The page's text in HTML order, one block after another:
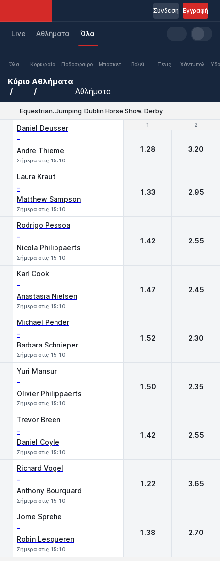
Εγγραφή
Σύνδεση
Live Aθλήματα Όλα
Όλα Κορυφαία Ποδόσφαιρο Μπάσκετ Βόλεϊ Τένις Χάντμπολ
Κύριο Αθλήματα
Αθλήματα
Equestrian. Jumping. Dublin Horse Show. Derby
1 2
Daniel Deusser
-
Andre Thieme
Σήμερα στις 15:10
1 2
1.28 3.20
Laura Kraut
-
Matthew Sampson
Σήμερα στις 15:10
1.33 2.95
Rodrigo Pessoa
-
Nicola Philippaerts
Σήμερα στις 15:10
1.42 2.55
Karl Cook
-
Anastasia Nielsen
Σήμερα στις 15:10
1.47 2.45
Michael Pender
-
Barbara Schnieper
Σήμερα στις 15:10
1.52 2.30
Yuri Mansur
-
Olivier Philippaerts
Σήμερα στις 15:10
1.50 2.35
Trevor Breen
-
Daniel Coyle
Σήμερα στις 15:10
1.42 2.55
Richard Vogel
-
Anthony Bourquard
Σήμερα στις 15:10
1.22 3.65
Jorne Sprehe
-
Robin Lesqueren
Σήμερα στις 15:10
1.38 2.70